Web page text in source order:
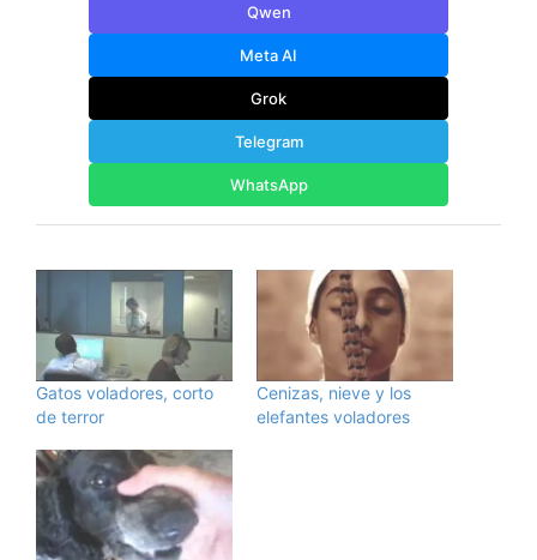
Qwen
Meta AI
Grok
Telegram
WhatsApp
Gatos voladores, corto
de terror
Cenizas, nieve y los
elefantes voladores